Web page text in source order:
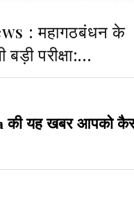
: महागठबंधन के
परीक्षा:
ज्यादा गठबंधन में
यह खबर आपको